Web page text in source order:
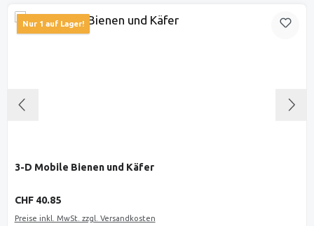
Nur 1 auf Lager!
3-D Mobile Bienen und Käfer
Regulärer Preis:
CHF 40.85
Preise inkl. MwSt. zzgl. Versandkosten